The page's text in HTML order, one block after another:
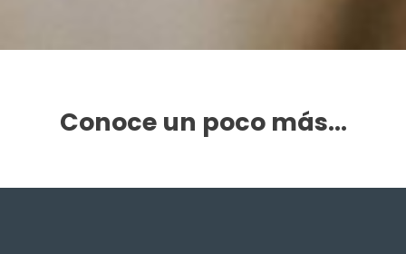
Conoce un poco más...